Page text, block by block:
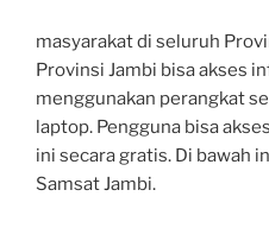
masyarakat di seluruh
Provinsi Jambi bisa akses
menggunakan perangkat
laptop. Pengguna bisa
ini secara gratis. Di bawah
Samsat Jambi.